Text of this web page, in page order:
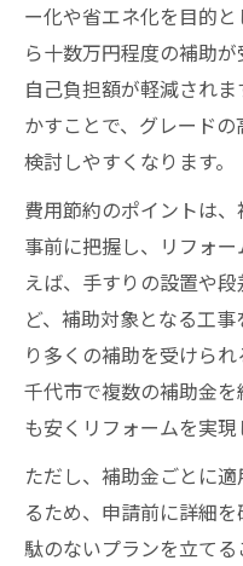
ー化や省エネ化を目的
ら十数万円程度の補助が
自己負担額が軽減され
かすことで、グレード
検討しやすくなります。
費用節約のポイントは
事前に把握し、リフォ
えば、手すりの設置や
ど、補助対象となる工
り多くの補助を受けら
千代市で複数の補助金
も安くリフォームを実現
ただし、補助金ごとに
るため、申請前に詳細
駄のないプランを立て